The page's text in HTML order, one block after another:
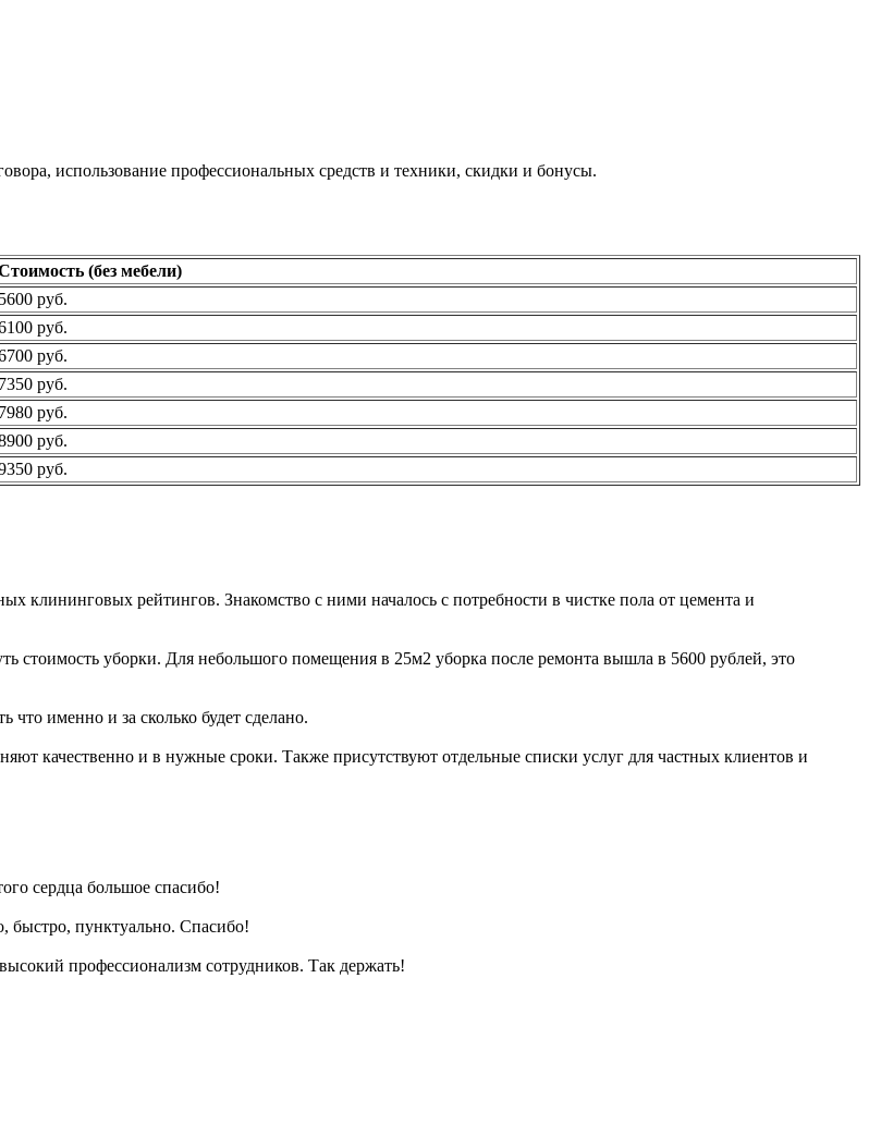
использование профессиональных средств и техники, скидки и бонусы.
(без мебели)
5600 руб.
руб.
руб.
7350 руб.
7980 руб.
руб.
руб.
рейтингов. Знакомство с ними началось с потребности в чистке пола от цемента и
стоимость уборки. Для небольшого помещения в 25м2 уборка после ремонта вышла в 5600 рублей, это
именно и за сколько будет сделано.
качественно и в нужные сроки. Также присутствуют отдельные списки услуг для частных клиентов и
сердца большое спасибо!
быстро, пунктуально. Спасибо!
профессионализм сотрудников. Так держать!